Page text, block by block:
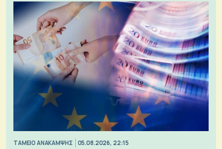
ΤΑΜΕΙΟ ΑΝΑΚΑΜΨΗΣ 05.08.2026, 22:15